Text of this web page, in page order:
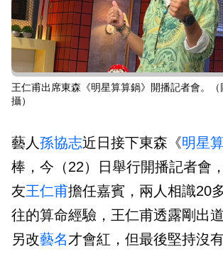
王仁甫出席東森《明星算算鍋》開播記者會。
攝）
藝人孫協志近日接下東森《明星
棒，今（22）日舉行開播記者會
友王仁甫擔任嘉賓，兩人相識20
往的算命經驗，王仁甫透露剛出
另改藝名才會紅，但最後堅持沒